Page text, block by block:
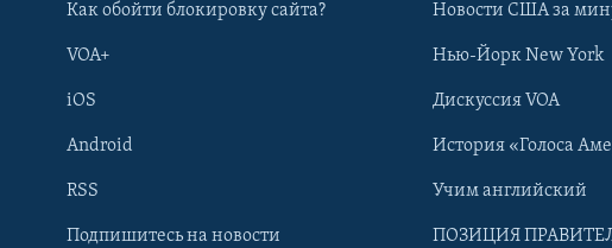
Learning English
Как обойти блокировку сайта?
VOA+
iOS
Android
RSS
Подпишитесь на новости
Новости США за
Нью-Йорк New York
Дискуссия VOA
История «Голоса
Учим английский
ПОЗИЦИЯ